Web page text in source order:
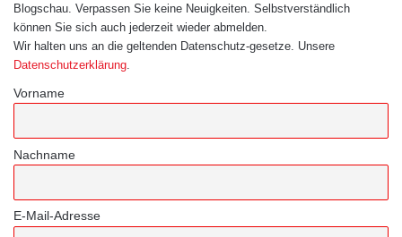
Blogschau. Verpassen Sie keine Neuigkeiten. Selbstverständlich
können Sie sich auch jederzeit wieder abmelden.
Wir halten uns an die geltenden Datenschutz-gesetze. Unsere
Datenschutzerklärung
Vorname
Nachname
E-Mail-Adresse